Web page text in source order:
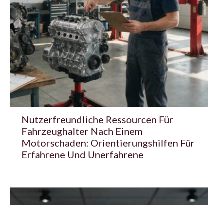
Nutzerfreundliche Ressourcen Für
Fahrzeughalter Nach Einem
Motorschaden: Orientierungshilfen Für
Erfahrene Und Unerfahrene